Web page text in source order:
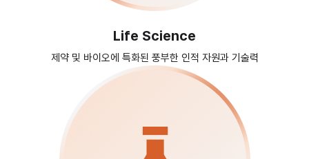
Life Science
제약 및 바이오에 특화된 풍부한 인적 자원과 기술력